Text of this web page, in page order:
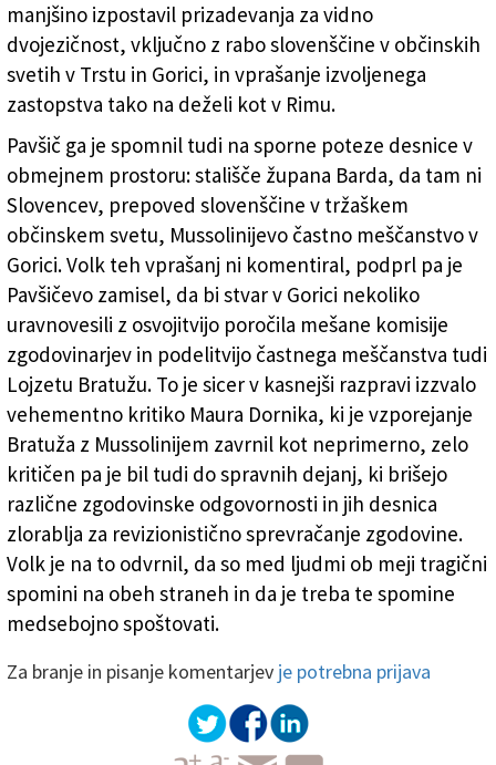
manjšino izpostavil prizadevanja za vidno
dvojezičnost, vključno z rabo slovenščine v občinskih
svetih v Trstu in Gorici, in vprašanje izvoljenega
zastopstva tako na deželi kot v Rimu.
Pavšič ga je spomnil tudi na sporne poteze desnice v
obmejnem prostoru: stališče župana Barda, da tam ni
Slovencev, prepoved slovenščine v tržaškem
občinskem svetu, Mussolinijevo častno meščanstvo v
Gorici. Volk teh vprašanj ni komentiral, podprl pa je
Pavšičevo zamisel, da bi stvar v Gorici nekoliko
uravnovesili z osvojitvijo poročila mešane komisije
zgodovinarjev in podelitvijo častnega meščanstva tudi
Lojzetu Bratužu. To je sicer v kasnejši razpravi izzvalo
vehementno kritiko Maura Dornika, ki je vzporejanje
Bratuža z Mussolinijem zavrnil kot neprimerno, zelo
kritičen pa je bil tudi do spravnih dejanj, ki brišejo
različne zgodovinske odgovornosti in jih desnica
zlorablja za revizionistično sprevračanje zgodovine.
Volk je na to odvrnil, da so med ljudmi ob meji tragični
spomini na obeh straneh in da je treba te spomine
medsebojno spoštovati.
Za branje in pisanje komentarjev je potrebna prijava